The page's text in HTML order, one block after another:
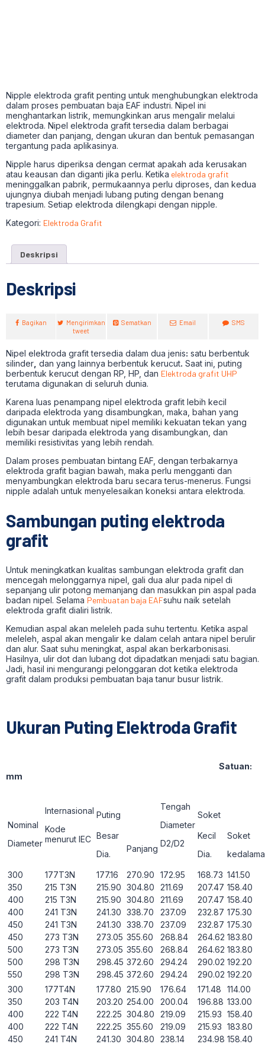
Nipple elektroda grafit penting untuk menghubungkan elektroda
dalam proses pembuatan baja EAF industri. Nipel ini
menghantarkan listrik, memungkinkan arus mengalir melalui
elektroda. Nipel elektroda grafit tersedia dalam berbagai
diameter dan panjang, dengan ukuran dan bentuk pemasangan
tergantung pada aplikasinya.
Nipple harus diperiksa dengan cermat apakah ada kerusakan
atau keausan dan diganti jika perlu. Ketika elektroda grafit
meninggalkan pabrik, permukaannya perlu diproses, dan kedua
ujungnya diubah menjadi lubang puting dengan benang
trapesium. Setiap elektroda dilengkapi dengan nipple.
Kategori: Elektroda Grafit
Deskripsi
Deskripsi
Bagikan
Mengirimkan
tweet
Sematkan Email SMS
Nipel elektroda grafit tersedia dalam dua jenis: satu berbentuk
silinder dan yang lainnya berbentuk kerucut. Saat ini, puting
berbentuk kerucut dengan RP, HP, dan Elektroda grafit UHP
terutama digunakan di seluruh dunia.
Karena luas penampang nipel elektroda grafit lebih kecil
daripada elektroda yang disambungkan, maka, bahan yang
digunakan untuk membuat nipel memiliki kekuatan tekan yang
lebih besar daripada elektroda yang disambungkan, dan
memiliki resistivitas yang lebih rendah.
Dalam proses pembuatan bintang EAF, dengan terbakarnya
elektroda grafit bagian bawah, maka perlu mengganti dan
menyambungkan elektroda baru secara terus-menerus. Fungsi
nipple adalah untuk menyelesaikan koneksi antara elektroda.
Sambungan puting elektroda
grafit
Untuk meningkatkan kualitas sambungan elektroda grafit dan
mencegah melonggarnya nipel, gali dua alur pada nipel di
sepanjang ulir potong memanjang dan masukkan pin aspal pada
badan nipel. Selama Pembuatan baja EAFsuhu naik setelah
elektroda grafit dialiri listrik.
Kemudian aspal akan meleleh pada suhu tertentu. Ketika aspal
meleleh, aspal akan mengalir ke dalam celah antara nipel berulir
dan alur. Saat suhu meningkat, aspal akan berkarbonisasi.
Hasilnya, ulir dot dan lubang dot dipadatkan menjadi satu bagian.
Jadi, hasil ini mengurangi pelonggaran dot ketika elektroda
grafit dalam produksi pembuatan baja tanur busur listrik.
Ukuran Puting Elektroda Grafit
Satuan:
mm
Nominal
Diameter
Internasional
Kode
menurut IEC
Puting
Tengah
Diameter
D2/D2
Soket
Besar
Dia.
Panjang
Kecil
Dia.
Soket
300 177T3N 177.16 270.90 172.95 168.73 141.50
350
215 T3N 215.90 304.80 211.69 207.47 158.40
400
215 T3N 215.90 304.80 211.69 207.47 158.40
400
241 T3N 241.30 338.70 237.09 232.87 175.30
450
241 T3N 241.30 338.70 237.09 232.87 175.30
450
273 T3N 273.05 355.60 268.84 264.62 183.80
500
273 T3N 273.05 355.60 268.84 264.62 183.80
500
298 T3N 298.45 372.60 294.24 290.02 192.20
550
298 T3N 298.45 372.60 294.24 290.02 192.20
300
177T4N 177.80 215.90 176.64 171.48
114.00
350
203 T4N 203.20 254.00 200.04 196.88 133.00
400
222 T4N 222.25 304.80 219.09 215.93 158.40
400
222 T4N 222.25 355.60 219.09 215.93 183.80
450
241 T4N 241.30 304.80 238.14 234.98 158.40